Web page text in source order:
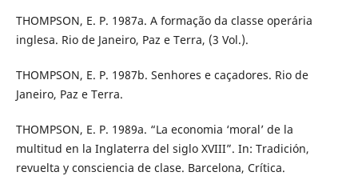
THOMPSON, E. P. 1987a. A formação da classe operária
inglesa. Rio de Janeiro, Paz e Terra, (3 Vol.).
THOMPSON, E. P. 1987b. Senhores e caçadores. Rio de
Janeiro, Paz e Terra.
THOMPSON, E. P. 1989a. “La economia ‘moral’ de la
multitud en la Inglaterra del siglo XVIII”. In: Tradición,
revuelta y consciencia de clase. Barcelona, Crítica.